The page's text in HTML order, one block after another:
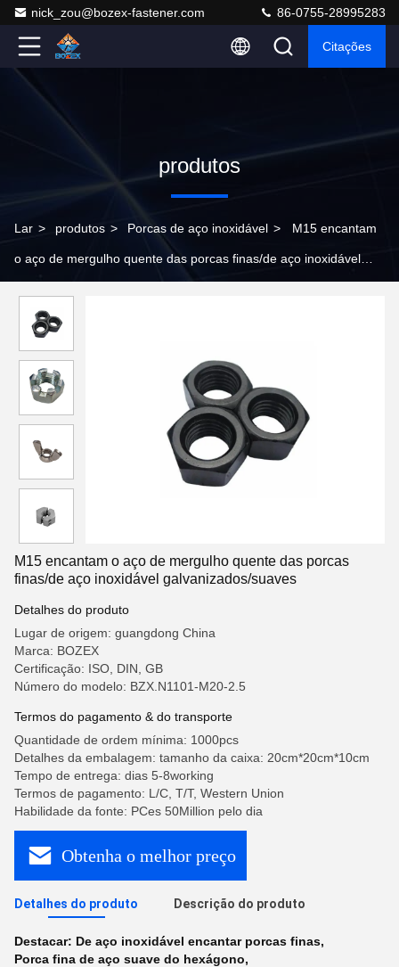
nick_zou@bozex-fastener.com 86-0755-28995283
Citações
produtos
Lar > produtos > Porcas de aço inoxidável > M15 encantam
o aço de mergulho quente das porcas finas/de aço inoxidável
M15 encantam o aço de mergulho quente das porcas
finas/de aço inoxidável galvanizados/suaves
Detalhes do produto
Lugar de origem: guangdong China
Marca: BOZEX
Certificação: ISO, DIN, GB
Número do modelo: BZX.N1101-M20-2.5
Termos do pagamento & do transporte
Quantidade de ordem mínima: 1000pcs
Detalhes da embalagem: tamanho da caixa: 20cm*20cm*10cm
Tempo de entrega: dias 5-8working
Termos de pagamento: L/C, T/T, Western Union
Habilidade da fonte: PCes 50Million pelo dia
Obtenha o melhor preço
Detalhes do produto Descrição do produto
Destacar: De aço inoxidável encantar porcas finas,
Porca fina de aço suave do hexágono,